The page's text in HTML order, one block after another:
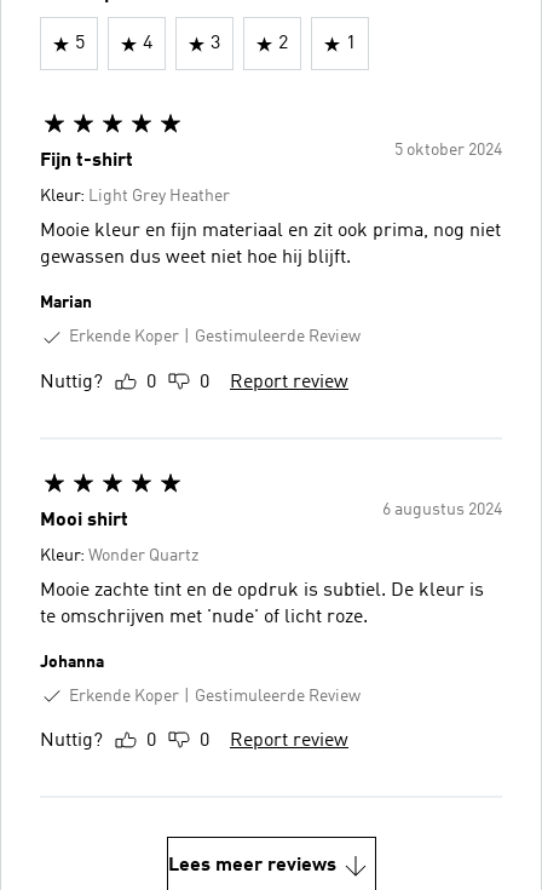
5 4 3 2 1
5 oktober 2024
Fijn t-shirt
Kleur: Light Grey Heather
Mooie kleur en fijn materiaal en zit ook prima, nog niet
gewassen dus weet niet hoe hij blijft.
Marian
Erkende Koper
Gestimuleerde Review
Nuttig? 0 0 Report review
6 augustus 2024
Mooi shirt
Kleur: Wonder Quartz
Mooie zachte tint en de opdruk is subtiel. De kleur is
te omschrijven met 'nude' of licht roze.
Johanna
Erkende Koper
Gestimuleerde Review
Nuttig? 0 0 Report review
Lees meer reviews